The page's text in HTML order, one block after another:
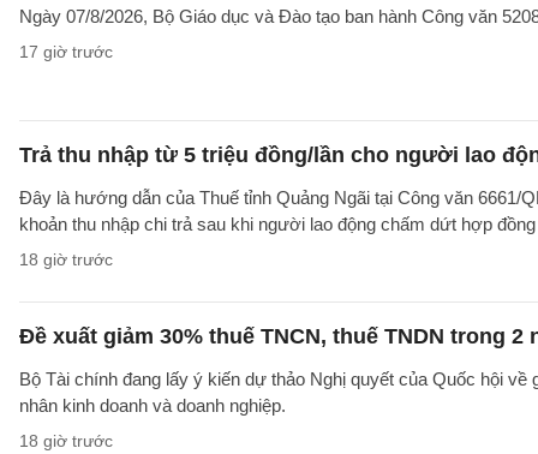
Ngày 07/8/2026, Bộ Giáo dục và Đào tạo ban hành Công văn
17 giờ trước
Trả thu nhập từ 5 triệu đồng/lần cho người lao
Đây là hướng dẫn của Thuế tỉnh Quảng Ngãi tại Công văn
khoản thu nhập chi trả sau khi người lao động chấm dứt hợp
18 giờ trước
Đề xuất giảm 30% thuế TNCN, thuế TNDN trong 2
Bộ Tài chính đang lấy ý kiến dự thảo Nghị quyết của Quốc hội
nhân kinh doanh và doanh nghiệp.
18 giờ trước